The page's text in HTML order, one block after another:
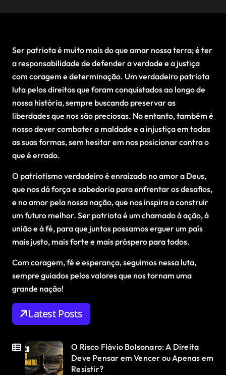
Ser patriota é muito mais do que amar nossa terra; é ter
a responsabilidade de defender a verdade e a justiça
com coragem e determinação. Um verdadeiro patriota
luta pelos direitos que foram conquistados ao longo de
nossa história, sempre buscando preservar as
liberdades que nos são preciosas. No entanto, também é
nosso dever combater a maldade e a injustiça em todas
as suas formas, sem hesitar em nos posicionar contra o
que é errado.
O patriotismo verdadeiro é enraizado no amor a Deus,
que nos dá força e sabedoria para enfrentar os desafios,
e no amor pela nossa nação, que nos inspira a construir
um futuro melhor. Ser patriota é um chamado à ação, à
união e à fé, para que juntos possamos erguer um país
mais justo, mais forte e mais próspero para todos.
Com coragem, fé e esperança, seguimos nessa luta,
sempre guiados pelos valores que nos tornam uma
grande nação!
Latest Posts
O Risco Flávio Bolsonaro: A Direita
Deve Pensar em Vencer ou Apenas em
Resistir?